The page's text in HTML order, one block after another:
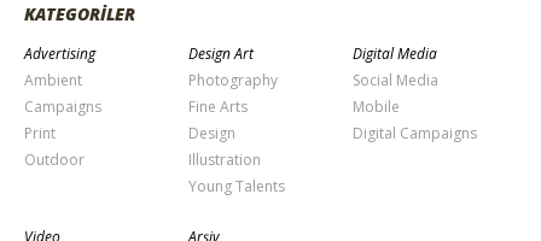
KATEGORİLER
Advertising
Ambient
Campaigns
Print
Outdoor
Design Art
Photography
Fine Arts
Design
Illustration
Young Talents
Digital Media
Social Media
Mobile
Digital Campaigns
Video Arşiv